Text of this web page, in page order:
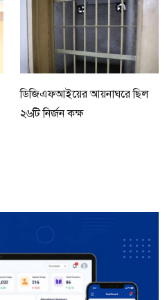
ডিজিএফআইয়ের আয়নাঘরে ছিল
২৬টি নির্জন কক্ষ